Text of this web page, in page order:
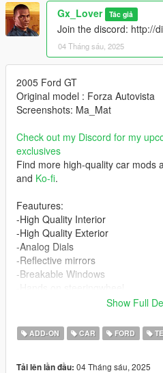
Gx_Lover Tác giả
Join the discord: http://
04 Tháng sáu, 2025
2005 Ford GT
Original model : Forza Autovista
Screenshots: Ma_Mat
Check out my Discord for my
exclusives
Find more high-quality car mods
and Ko-fi.
Feautures:
-High Quality Interior
-High Quality Exterior
-Analog Dials
-Reflective mirrors
-Breakable Windows
-Turnable steeringwheel
-All lights function as in real life
-Generic tuning available
-Template included
Show Full
ADD-ON CAR FORD
Tải lên lần đầu: 04 Tháng sáu, 2025